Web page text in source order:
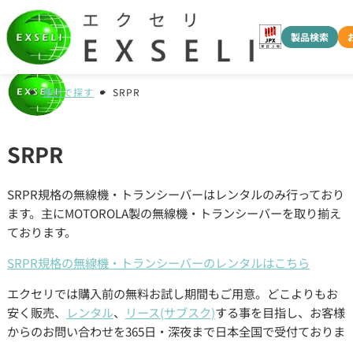
製品検索
種別で探す SRPR
SRPR
SRPR規格の無線機・トランシーバーはレンタルのみ行っており
ます。主にMOTOROLA製の無線機・トランシーバーを取り揃え
ております。
SRPR規格の無線機・トランシーバーのレンタルはこちら
エクセリでは購入前の無料お試し期間もご用意。どこよりもお
安く販売、
レンタル、 リース(サブスク)する事を目指し、お客様
からのお問い合わせを365日・深夜まで日本全国で受付ておりま